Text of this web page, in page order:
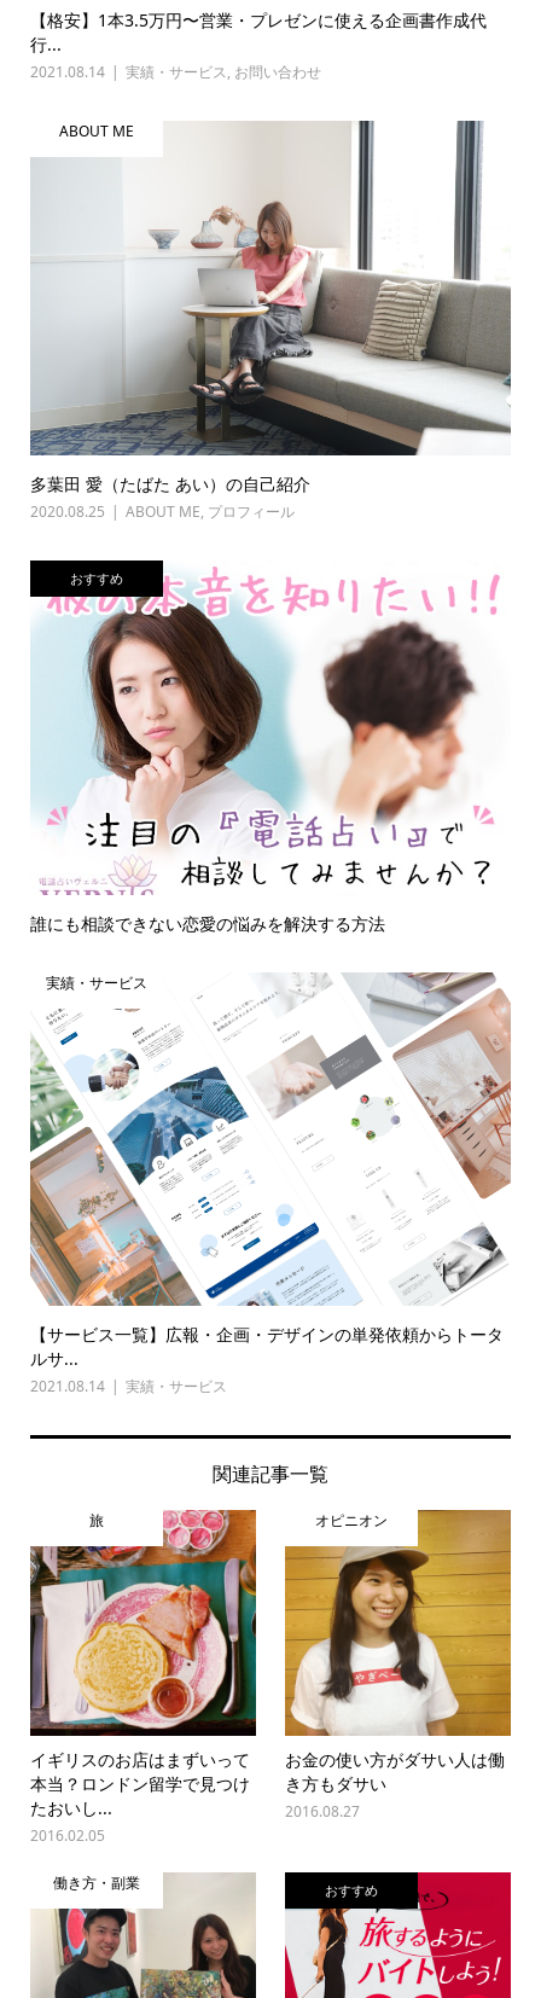
【格安】1本3.5万円〜営業・プレゼンに使える企画書作成代
行...
2021.08.14 実績・サービス, お問い合わせ
ABOUT ME
多葉田 愛（たばた あい）の自己紹介
2020.08.25 ABOUT ME, プロフィール
おすすめ
誰にも相談できない恋愛の悩みを解決する方法
実績・サービス
【サービス一覧】広報・企画・デザインの単発依頼からトータ
ルサ...
2021.08.14 実績・サービス
関連記事一覧
旅
イギリスのお店はまずいって
本当？ロンドン留学で見つけ
たおいし...
2016.02.05
オピニオン
お金の使い方がダサい人は働
き方もダサい
2016.08.27
働き方・副業 おすすめ